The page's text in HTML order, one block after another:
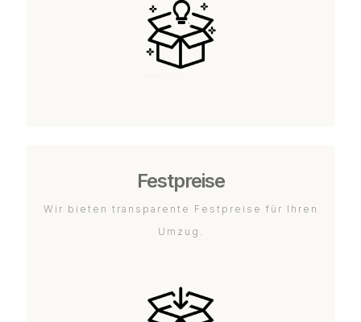
Festpreise
Wir bieten transparente Festpreise für Ihren
Umzug.